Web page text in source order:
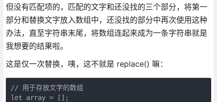
但没有匹配项的，匹配的文字和还没找的三个部分，将第一
部分和替换文字放入数组中，还没找的部分中再次使用这种
办法，直至字符串末尾，将数组连起来成为一条字符串就是
我想要的结果啦。
这是仅一次替换，咦，这不就是 replace() 嘛：
// 用于存放文字的数组
let array = [];